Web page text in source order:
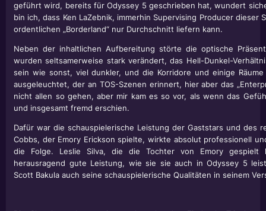
geführt wird, bereits für Odyssey 5 geschrieben hat, wundert
bin ich, dass Ken LaZebnik, immerhin Supervising Producer dieser
ordentlichen „Borderland“ nur Durchschnitt liefern kann.
Neben der inhaltlichen Aufbereitung störte die optische
wurden seltsamerweise stark verändert, das Hell-Dunkel-
sein wie sonst, viel dunkler, und die Korridore und einige
ausgeleuchtet, der an TOS-Szenen erinnert, hier aber das
nicht allen so gehen, aber mir kam es so vor, als wenn das
und insgesamt fremd erschien.
Dafür war die schauspielerische Leistung der Gaststars und des
Cobbs, der Emory Erickson spielte, wirkte absolut professionell
die Folge. Leslie Silva, die die Tochter von Emory gespielt
herausragend gute Leistung, wie sie sie auch in Odyssey 5
Scott Bakula auch seine schauspielerische Qualitäten in seinem